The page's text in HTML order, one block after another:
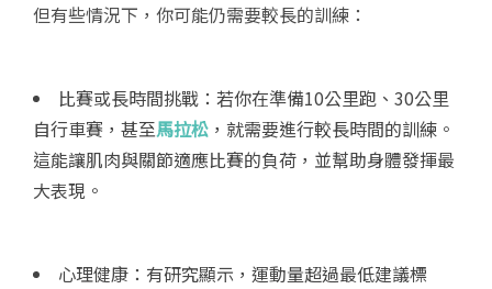
但有些情況下，你可能仍需要較長的訓練：
比賽或長時間挑戰：若你在準備10公里跑、30公里
自行車賽，甚至馬拉松 ，就需要進行較長時間的訓練。
這能讓肌肉與關節適應比賽的負荷，並幫助身體發揮最
大表現。
心理健康：有研究顯示，運動量超過最低建議標